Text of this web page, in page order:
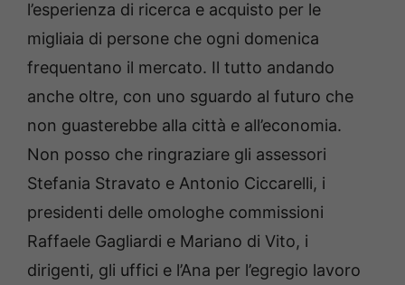
l’esperienza di ricerca e acquisto per le
migliaia di persone che ogni domenica
frequentano il mercato. Il tutto andando
anche oltre, con uno sguardo al futuro che
non guasterebbe alla città e all’economia.
Non posso che ringraziare gli assessori
Stefania Stravato e Antonio Ciccarelli, i
presidenti delle omologhe commissioni
Raffaele Gagliardi e Mariano di Vito, i
dirigenti, gli uffici e l’Ana per l’egregio lavoro